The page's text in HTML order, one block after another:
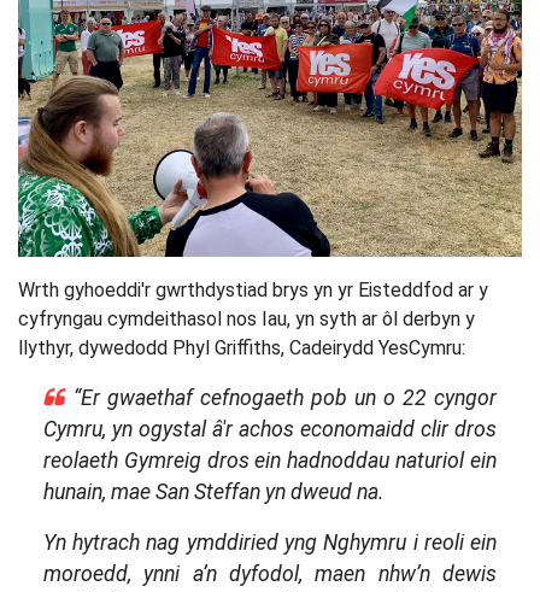
Wrth gyhoeddi'r gwrthdystiad brys yn yr Eisteddfod ar y
cyfryngau cymdeithasol nos Iau, yn syth ar ôl derbyn y
llythyr, dywedodd Phyl Griffiths, Cadeirydd YesCymru:
“Er gwaethaf cefnogaeth pob un o 22 cyngor
Cymru, yn ogystal â'r achos economaidd clir dros
reolaeth Gymreig dros ein hadnoddau naturiol ein
hunain, mae San Steffan yn dweud na.
Yn hytrach nag ymddiried yng Nghymru i reoli ein
moroedd, ynni a’n dyfodol, maen nhw’n dewis